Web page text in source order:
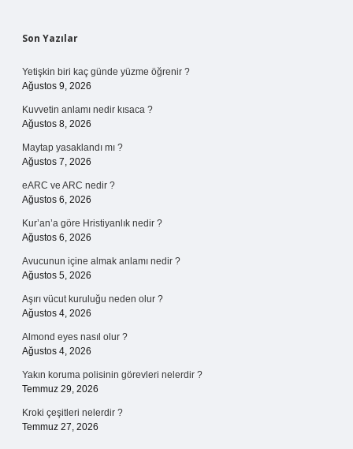
Sidebar
Son Yazılar
Yetişkin biri kaç günde yüzme öğrenir ?
Ağustos 9, 2026
Kuvvetin anlamı nedir kısaca ?
Ağustos 8, 2026
Maytap yasaklandı mı ?
Ağustos 7, 2026
eARC ve ARC nedir ?
Ağustos 6, 2026
Kur’an’a göre Hristiyanlık nedir ?
Ağustos 6, 2026
Avucunun içine almak anlamı nedir ?
Ağustos 5, 2026
Aşırı vücut kuruluğu neden olur ?
Ağustos 4, 2026
Almond eyes nasıl olur ?
Ağustos 4, 2026
Yakın koruma polisinin görevleri nelerdir ?
Temmuz 29, 2026
Kroki çeşitleri nelerdir ?
Temmuz 27, 2026